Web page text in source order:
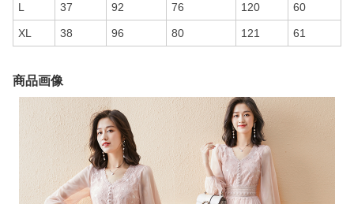
L 37 92 76 120 60
XL 38 96 80 121 61
商品画像